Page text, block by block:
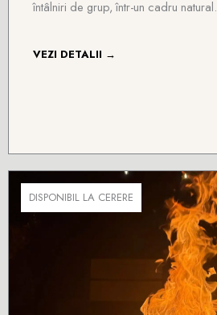
întâlniri de grup, într-un cadru natural.
VEZI DETALII →
DISPONIBIL LA CERERE